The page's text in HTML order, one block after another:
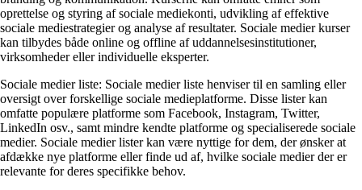
oprettelse og styring af sociale mediekonti, udvikling af effektive
sociale mediestrategier og analyse af resultater. Sociale medier kurser
kan tilbydes både online og offline af uddannelsesinstitutioner,
virksomheder eller individuelle eksperter.
Sociale medier liste: Sociale medier liste henviser til en samling eller
oversigt over forskellige sociale medieplatforme. Disse lister kan
omfatte populære platforme som Facebook, Instagram, Twitter,
LinkedIn osv., samt mindre kendte platforme og specialiserede sociale
medier. Sociale medier lister kan være nyttige for dem, der ønsker at
afdække nye platforme eller finde ud af, hvilke sociale medier der er
relevante for deres specifikke behov.